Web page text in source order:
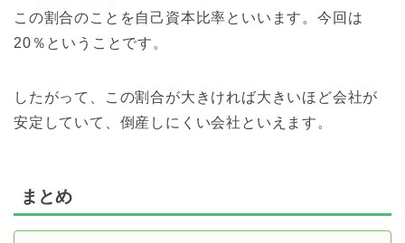
この割合のことを自己資本比率といいます。今回は
20％ということです。
したがって、この割合が大きければ大きいほど会社が
安定していて、倒産しにくい会社といえます。
まとめ